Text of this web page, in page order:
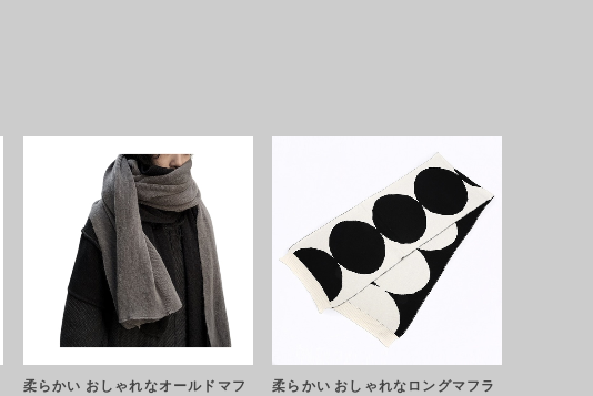
柔らかい おしゃれなオールドマフ
柔らかい おしゃれなロングマフラ